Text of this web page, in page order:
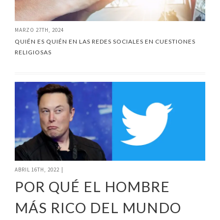
MARZO 27TH, 2024
QUIÉN ES QUIÉN EN LAS REDES SOCIALES EN CUESTIONES
RELIGIOSAS
ABRIL 16TH, 2022
POR QUÉ EL HOMBRE
MÁS RICO DEL MUNDO